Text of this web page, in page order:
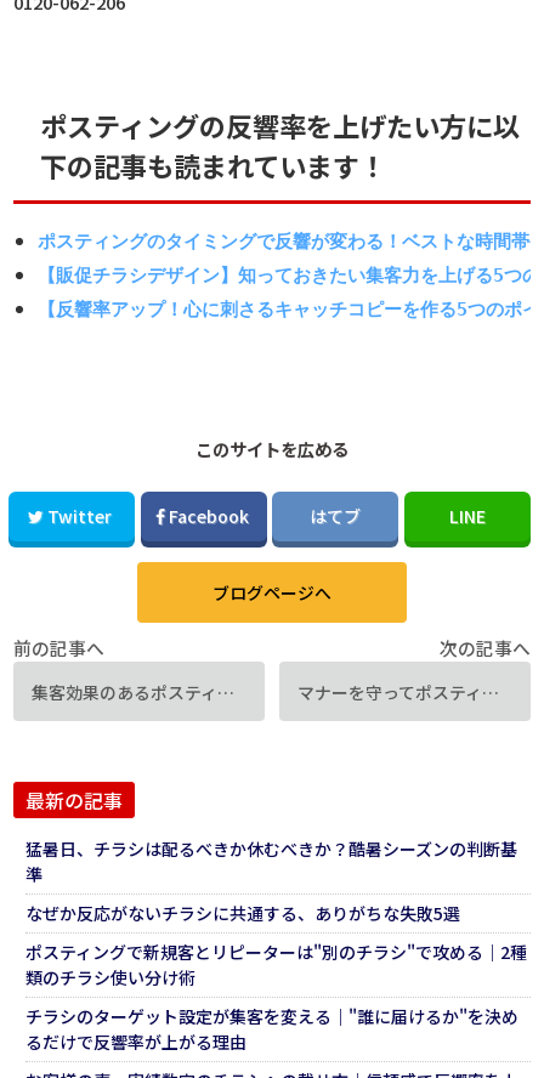
ポスティングの反響率を上げたい方に以
下の記事も読まれています！
ポスティングのタイミングで反響が変わる！ベストな時間帯
【販促チラシデザイン】知っておきたい集客力を上げる5つ
【反響率アップ！心に刺さるキャッチコピーを作る5つのポ
このサイトを広める
Twitter Facebook はてブ LINE
ブログページへ
前の記事へ
集客効果のあるポスティングチラシを作るなら「コピーライティング」を押さえよう！
次の記事へ
マナーを守ってポスティングを成功させるためのコツ
最新の記事
猛暑日、チラシは配るべきか休むべきか？酷暑シーズンの判断基
準
なぜか反応がないチラシに共通する、ありがちな失敗5選
ポスティングで新規客とリピーターは"別のチラシ"で攻める｜2種
類のチラシ使い分け術
チラシのターゲット設定が集客を変える｜"誰に届けるか"を決め
るだけで反響率が上がる理由